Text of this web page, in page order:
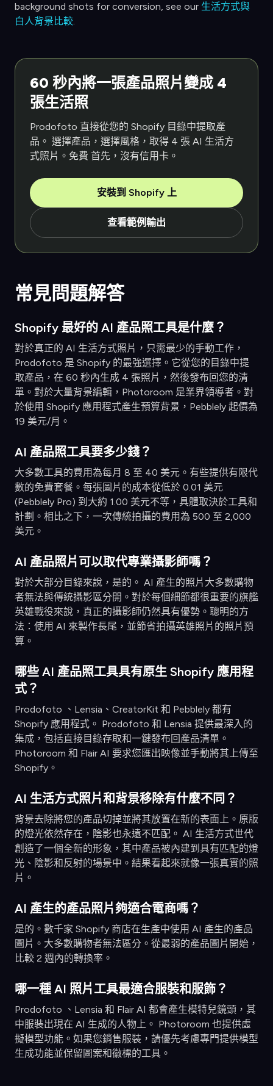
background shots for conversion, see our 生活方式與
白人背景比較.
60 秒內將一張產品照片變成 4
張生活照
Prodofoto 直接從您的 Shopify 目錄中提取產
品。 選擇產品，選擇風格，取得 4 張 AI 生活方
式照片。免費 首先，沒有信用卡。
安裝到 Shopify 上
查看範例輸出
常見問題解答
Shopify 最好的 AI 產品照工具是什麼？
對於真正的 AI 生活方式照片，只需最少的手動工作，
Prodofoto 是 Shopify 的最強選擇。它從您的目錄中提
取產品，在 60 秒內生成 4 張照片，然後發布回您的清
單。對於大量背景編輯，Photoroom 是業界領導者。對
於使用 Shopify 應用程式產生預算背景，Pebblely 起價為
19 美元/月。
AI 產品照工具要多少錢？
大多數工具的費用為每月 8 至 40 美元。有些提供有限代
數的免費套餐。每張圖片的成本從低於 0.01 美元
(Pebblely Pro) 到大約 1.00 美元不等，具體取決於工具和
計劃。相比之下，一次傳統拍攝的費用為 500 至 2,000
美元。
AI 產品照片可以取代專業攝影師嗎？
對於大部分目錄來說，是的。 AI 產生的照片大多數購物
者無法與傳統攝影區分開。對於每個細節都很重要的旗艦
英雄戰役來說，真正的攝影師仍然具有優勢。聰明的方
法：使用 AI 來製作長尾，並節省拍攝英雄照片的照片預
算。
哪些 AI 產品照工具具有原生 Shopify 應用程
式？
Prodofoto 、Lensia、CreatorKit 和 Pebblely 都有
Shopify 應用程式。 Prodofoto 和 Lensia 提供最深入的
集成，包括直接目錄存取和一鍵發布回產品清單。
Photoroom 和 Flair AI 要求您匯出映像並手動將其上傳至
Shopify。
AI 生活方式照片和背景移除有什麼不同？
背景去除將您的產品切掉並將其放置在新的表面上。原版
的燈光依然存在，陰影也永遠不匹配。 AI 生活方式世代
創造了一個全新的形象，其中產品被內建到具有匹配的燈
光、陰影和反射的場景中。結果看起來就像一張真實的照
片。
AI 產生的產品照片夠適合電商嗎？
是的。數千家 Shopify 商店在生產中使用 AI 產生的產品
圖片。大多數購物者無法區分。從最弱的產品圖片開始，
比較 2 週內的轉換率。
哪一種 AI 照片工具最適合服裝和服飾？
Prodofoto 、Lensia 和 Flair AI 都會產生模特兒鏡頭，其
中服裝出現在 AI 生成的人物上。 Photoroom 也提供虛
擬模型功能。如果您銷售服裝，請優先考慮專門提供模型
生成功能並保留圖案和徽標的工具。